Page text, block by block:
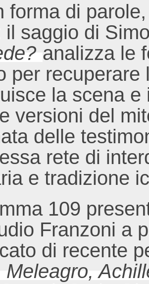
forma di
il saggio di
analizza le
per
la scena
versioni del
delle
rete di
e tradizione
109
Franzoni a
di recente
Meleagro,